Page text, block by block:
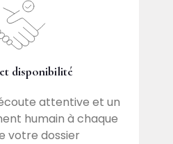
disponibilité
attentive et un
humain à chaque
votre dossier